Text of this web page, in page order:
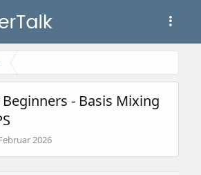
- Basis Mixing
2026